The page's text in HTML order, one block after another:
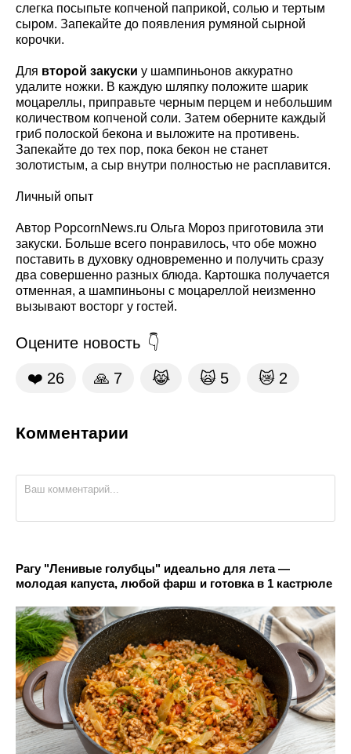
слегка посыпьте копченой паприкой, солью и тертым
сыром. Запекайте до появления румяной сырной
корочки.
Для второй закуски у шампиньонов аккуратно
удалите ножки. В каждую шляпку положите шарик
моцареллы, приправьте черным перцем и небольшим
количеством копченой соли. Затем оберните каждый
гриб полоской бекона и выложите на противень.
Запекайте до тех пор, пока бекон не станет
золотистым, а сыр внутри полностью не расплавится.
Личный опыт
Автор PopcornNews.ru Ольга Мороз приготовила эти
закуски. Больше всего понравилось, что обе можно
поставить в духовку одновременно и получить сразу
два совершенно разных блюда. Картошка получается
отменная, а шампиньоны с моцареллой неизменно
вызывают восторг у гостей.
Оцените новость
❤️ 26 🙏 7 😹 🙀 5 😿 2
Комментарии
Рагу "Ленивые голубцы" идеально для лета —
молодая капуста, любой фарш и готовка в 1 кастрюле